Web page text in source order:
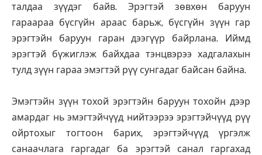
талдаа зүүдэг байв. Эрэгтэй зөвхөн баруун
гараараа бүсгүйн араас барьж, бүсгүйн зүүн гар
эрэгтэйн баруун гаран дээгүүр байрлана. Иймд
эрэгтэй бүжиглэж байхдаа тэнцвэрээ хадгалахын
тулд зүүн гараа эмэгтэй рүү сунгадаг байсан байна.
Эмэгтэйн зүүн тохой эрэгтэйн баруун тохойн дээр
амардаг нь эмэгтэйчүүд нийтээрээ эрэгтэйчүүд рүү
ойртохыг тогтоон барих, эрэгтэйчүүд үргэлж
санаачлага гаргадаг ба эрэгтэй санал гаргахад